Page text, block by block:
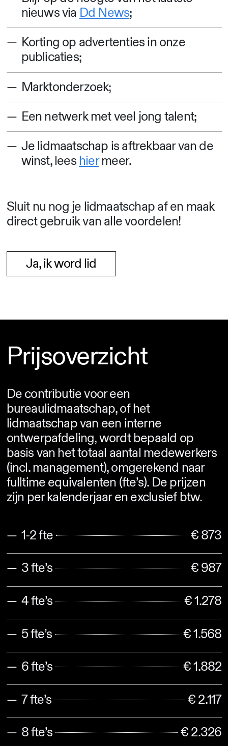
nieuws via Dd News;
Korting op advertenties in onze
publicaties;
Marktonderzoek;
Een netwerk met veel jong talent;
Je lidmaatschap is aftrekbaar van de
winst, leeshiermeer.
Sluit nu nog je lidmaatschap af en maak
direct gebruik van alle voordelen!
Ja, ik word lid
Prijsoverzicht
De contributie voor een
bureaulidmaatschap, of het
lidmaatschap van een interne
ontwerpafdeling, wordt bepaald op
basis van het totaal aantal medewerkers
(incl. management), omgerekend naar
fulltime equivalenten (fte’s). De prijzen
zijn per kalenderjaar en exclusief btw.
1-2 fte € 873
3 fte’s € 987
4 fte’s € 1.278
5 fte’s € 1.568
6 fte’s € 1.882
7 fte’s € 2.117
8 fte’s € 2.326